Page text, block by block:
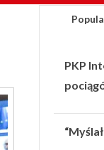
PKP